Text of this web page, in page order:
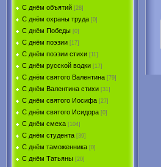
С днём объятий [28]
С днём охраны труда [0]
С днём Победы [0]
С днём поэзии [17]
С днём поэзии стихи [11]
С днём русской водки [17]
С днём святого Валентина [79]
С днём Валентина стихи [31]
С днём святого Иосифа [27]
С днём святого Исидора [0]
С днём смеха [104]
С днём студента [39]
С днём таможенника [0]
С днём Татьяны [20]